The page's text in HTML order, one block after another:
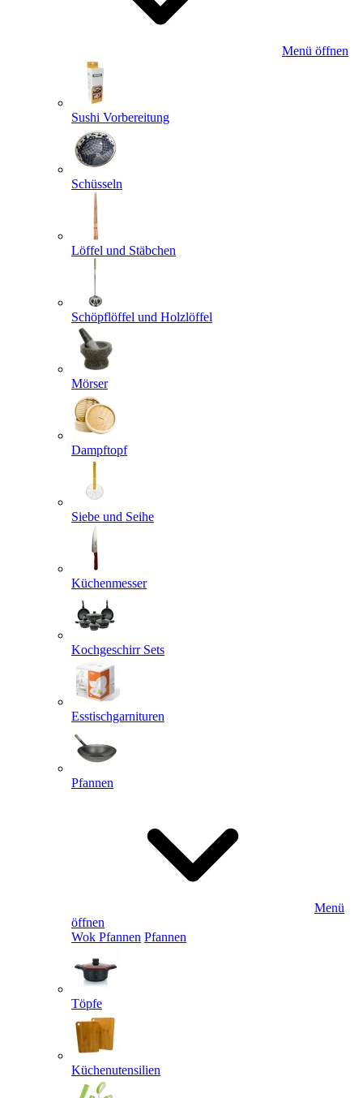
Menü öffnen
Sushi Vorbereitung
Schüsseln
Löffel und Stäbchen
Schöpflöffel und Holzlöffel
Mörser
Dampftopf
Siebe und Seihe
Küchenmesser
Kochgeschirr Sets
Esstischgarnituren
Pfannen
Menü
öffnen
Wok Pfannen Pfannen
Töpfe
Küchenutensilien